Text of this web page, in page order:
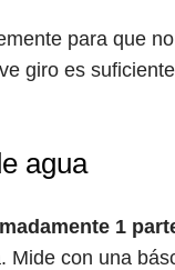
para que
giro es
agua
1
Mide con una